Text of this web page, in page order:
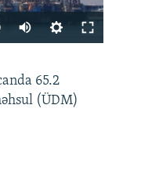
480p
360p
480p
65.2
(ÜDM)